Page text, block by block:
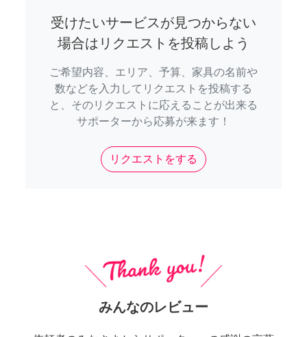
受けたいサービスが見つからない
場合はリクエストを投稿しよう
ご希望内容、エリア、予算、家具の名前や
数などを入力してリクエストを投稿する
と、そのリクエストに応えることが出来る
サポーターから応募が来ます！
リクエストをする
みんなのレビュー